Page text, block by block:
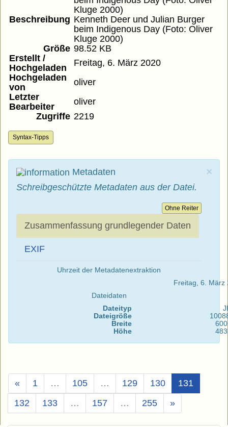
Kluge 2000)
Beschreibung Kenneth Deer und Julian Burger
beim Indigenous Day (Foto: Oliver
Kluge 2000)
Größe 98.52 KB
Erstellt /
Hochgeladen
Freitag, 6. März 2020
Hochgeladen
von
oliver
Letzter
Bearbeiter
oliver
Zugriffe 2219
Syntax-Tipps
×
Metadaten
Schreibgeschützte Metadaten aus der Datei.
Ohne Reiter
Zusammenfassung grundlegender Daten
EXIF
Uhrzeit der Metadatenextraktion
Freitag, 6. März
Dateidaten
Dateityp
Dateigröße
Breite
Höhe
« 1 … 105 … 129 130 131
132
133 … 157 … 255 »